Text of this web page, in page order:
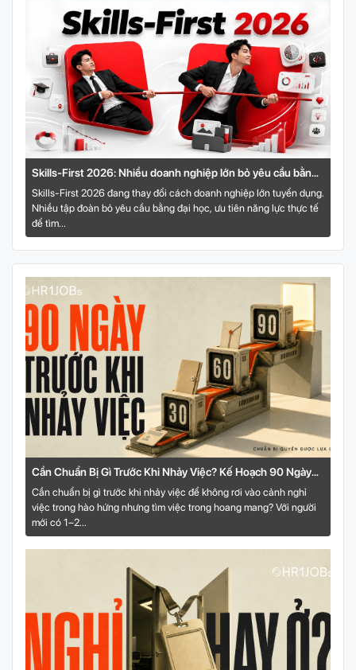
Skills-First 2026: Nhiều doanh nghiệp lớn bỏ yêu cầu bằng
đại học, tuyển theo năng lực thực tế
Skills-First 2026 đang thay đổi cách doanh nghiệp lớn tuyển dụng.
Nhiều tập đoàn bỏ yêu cầu bằng đại học, ưu tiên năng lực thực tế
để tìm...
Cần Chuẩn Bị Gì Trước Khi Nhảy Việc? Kế Hoạch 90 Ngày
Cho Người Trẻ
Cần chuẩn bị gì trước khi nhảy việc để không rơi vào cảnh nghỉ
việc trong hào hứng nhưng tìm việc trong hoang mang? Với người
mới có 1–2...